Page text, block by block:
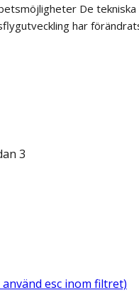
De tekniska
har
3
esc inom filtret)